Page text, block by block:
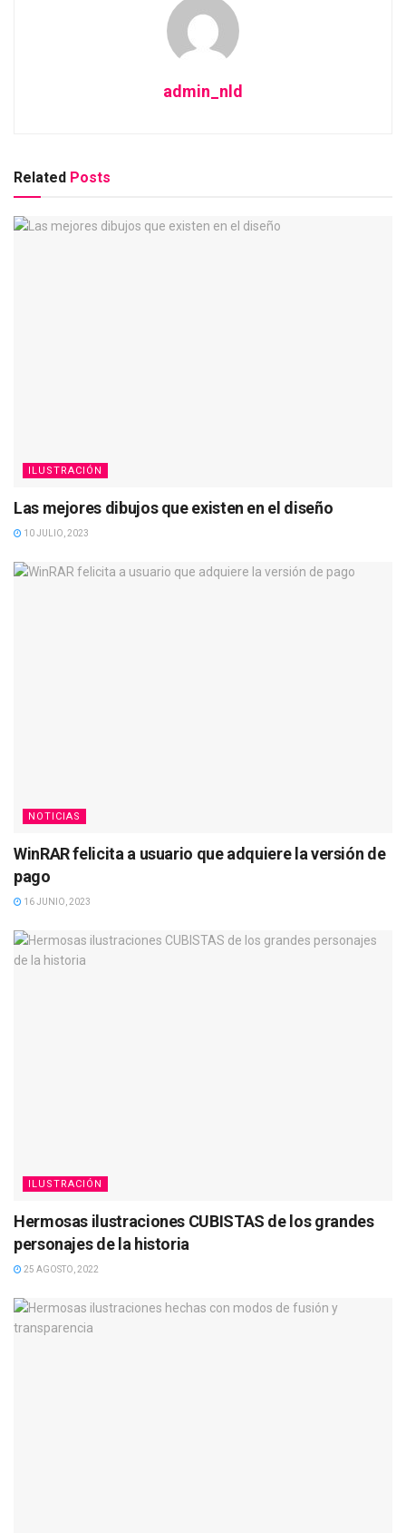
admin_nld
Related Posts
ILUSTRACIÓN
Las mejores dibujos que existen en el diseño
10 JULIO, 2023
NOTICIAS
WinRAR felicita a usuario que adquiere la versión de
pago
16 JUNIO, 2023
ILUSTRACIÓN
Hermosas ilustraciones CUBISTAS de los grandes
personajes de la historia
25 AGOSTO, 2022